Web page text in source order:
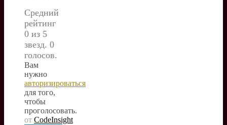
Средний
рейтинг
0 из 5
звезд. 0
голосов.
Вам
нужно
авторизироваться
для того,
чтобы
проголосовать.
от CodeInsight